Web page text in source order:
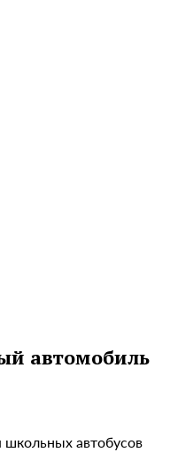
автомобиль
школьных автобусов